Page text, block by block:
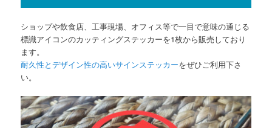
ショップや飲食店、工事現場、オフィス等で一目で意味の通じる
標識アイコンのカッティングステッカーを1枚から販売しており
ます。
耐久性とデザイン性の高いサインステッカーをぜひご利用下さ
い。